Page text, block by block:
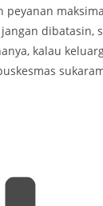
peyanan
dibatasin,
kalau